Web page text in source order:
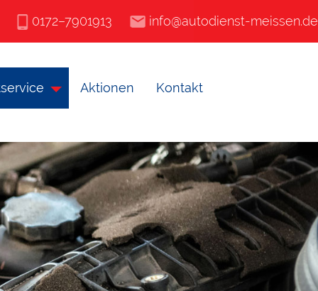
0172–7901913 info@autodienst-meissen.de
Aktionen Kontakt